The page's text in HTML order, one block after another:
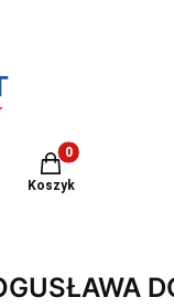
Produkty w
Koszyk